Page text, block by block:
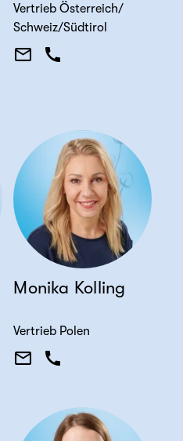
Vertrieb Österreich/
Schweiz/Südtirol
Monika Kolling
Vertrieb Polen